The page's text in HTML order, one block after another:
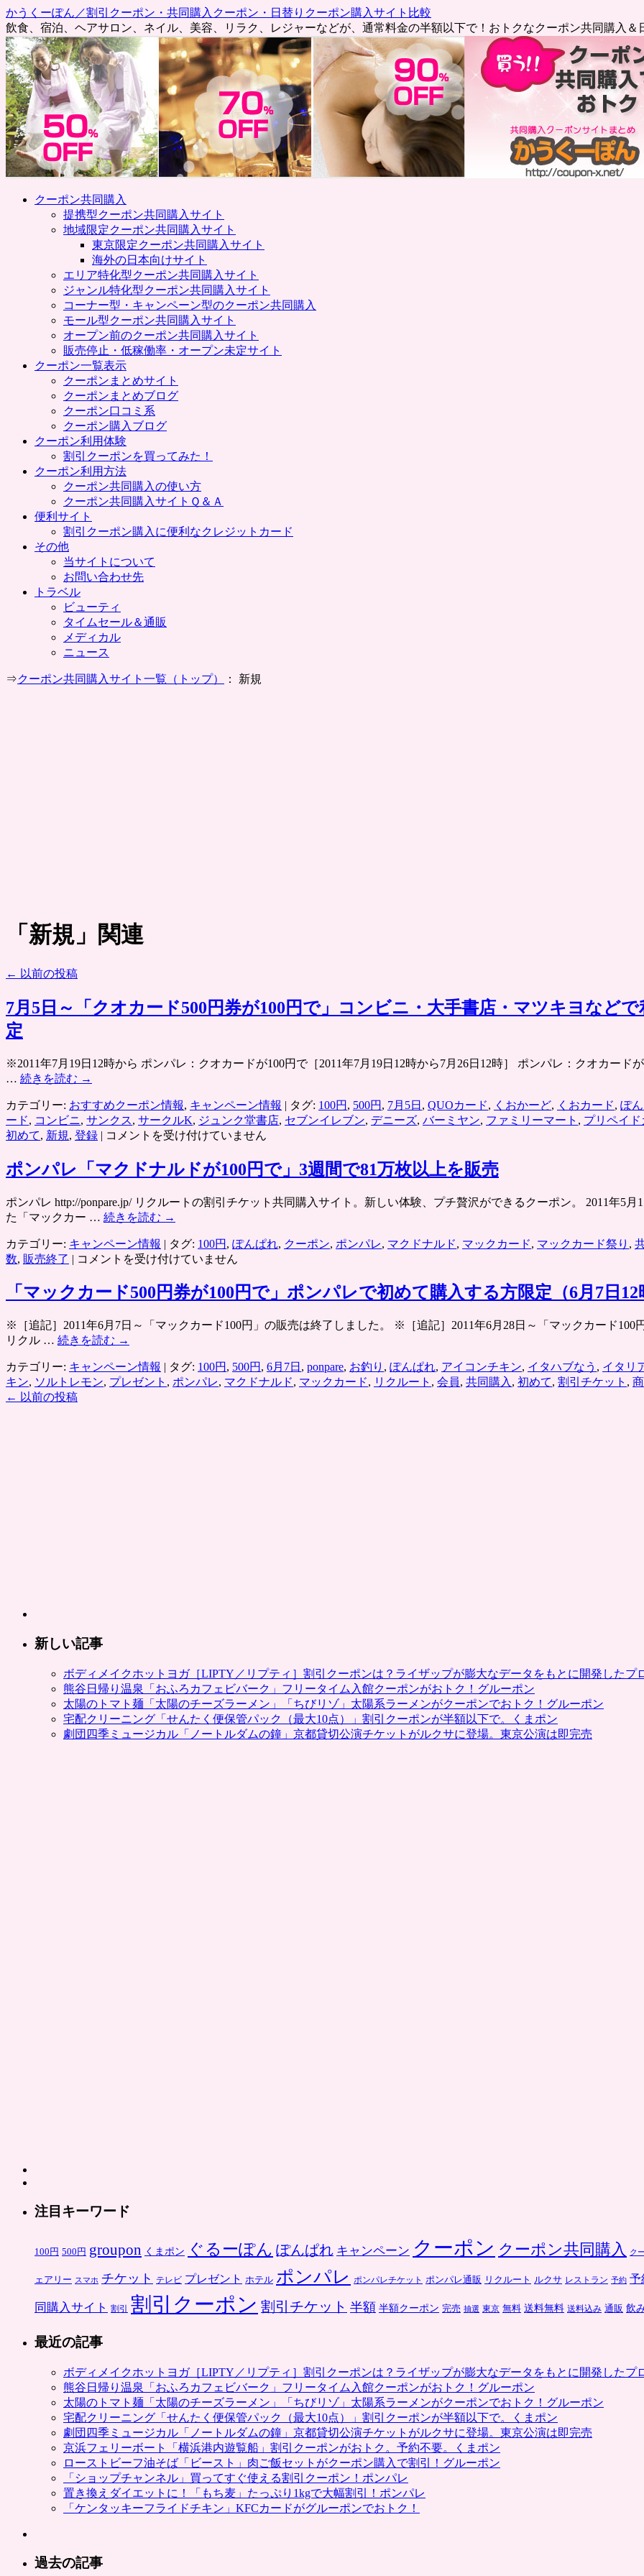
かうくーぽん／割引クーポン・共同購入クーポン・日替りクーポン購入サイト比較
飲食、宿泊、ヘアサロン、ネイル、美容、リラク、レジャーなどが、通常料金の半額以下で！おトクなクーポン共同購入
クーポン共同購入
提携型クーポン共同購入サイト
地域限定クーポン共同購入サイト
東京限定クーポン共同購入サイト
海外の日本向けサイト
エリア特化型クーポン共同購入サイト
ジャンル特化型クーポン共同購入サイト
コーナー型・キャンペーン型のクーポン共同購入
モール型クーポン共同購入サイト
オープン前のクーポン共同購入サイト
販売停止・低稼働率・オープン未定サイト
クーポン一覧表示
クーポンまとめサイト
クーポンまとめブログ
クーポン口コミ系
クーポン購入ブログ
クーポン利用体験
割引クーポンを買ってみた！
クーポン利用方法
クーポン共同購入の使い方
クーポン共同購入サイトＱ＆Ａ
便利サイト
割引クーポン購入に便利なクレジットカード
その他
当サイトについて
お問い合わせ先
トラベル
ビューティ
タイムセール＆通販
メディカル
ニュース
⇒クーポン共同購入サイト一覧（トップ） ： 新規
「 新規 」関連
← 以前の投稿
7月5日～「クオカード500円券が100円で」コンビニ・大手書店・マツキヨなど
定
※2011年7月19日12時から ポンパレ：クオカードが100円で［2011年7月19日12時から7月26日12時］ ポンパレ：クオカード
… 続きを読む →
カテゴリー: おすすめクーポン情報, キャンペーン情報 | タグ: 100円 , 500円 , 7月5日 , QUOカード, くおかーど, くおカード, ぽ
ード, コンビニ, サンクス, サークルK, ジュンク堂書店, セブンイレブン, デニーズ, バーミヤン, ファミリーマート , プリペイド
初めて, 新規, 登録 | 7
5
日
「ク
オ
ー
ド
円
が
100
で」
コ
ン
パ
レ
で
初
コメントを受け付けていません
ポンパレ「マクドナルドが100円で」3週間で81万枚以上を販売
ポンパレ http://ponpare.jp/ リクルートの割引チケット共同購入サイト。新しい体験、プチ贅沢ができるクーポン。 2011年5
た「マックカー … 続きを読む →
カテゴリー: キャンペーン情報 | タグ: 100円 , ぽんぱれ, クーポン, ポンパレ, マクドナルド, マックカード, マックカード祭り ,
数, 販売終了 | ポ
パ
レ
「マ
ク
ド
ナ
ル
ド
は
コメントを受け付けていません
「マックカード500円券が100円で」ポンパレで初めて購入する方限定（6月7日12
※［追記］2011年6月7日～「マックカード100円」の販売は終了しました。 ※［追記］2011年6月28日～「マックカード100
リクル … 続きを読む →
カテゴリー: キャンペーン情報 | タグ: 100円 , 500円 , 6月7日 , ponpare, お釣り , ぽんぱれ, アイコンチキン, イタハブなう , イタリ
キン, ソルトレモン, プレゼント , ポンパレ, マクドナルド, マックカード, リクルート , 会員, 共同購入 , 初めて, 割引チケット ,
← 以前の投稿
新しい記事
ボディメイクホットヨガ［LIPTY／リプティ］割引クーポンは？ライザップが膨大なデータをもとに開発したプ
熊谷日帰り温泉「おふろカフェビバーク」フリータイム入館クーポンがおトク！グルーポン
太陽のトマト麺「太陽のチーズラーメン」「ちびリゾ」太陽系ラーメンがクーポンでおトク！グルーポン
宅配クリーニング「せんたく便保管パック（最大10点）」割引クーポンが半額以下で。くまポン
劇団四季ミュージカル「ノートルダムの鐘」京都貸切公演チケットがルクサに登場。東京公演は即完売
注目キーワード
100円 500円 groupon くまポン ぐるーぽん ぽんぱれ キャンペーン クーポン クーポン共同購入 ク
ェアリー スマホ チケット テレビ プレゼント ホテル ポンパレ ポンパレチケット ポンパレ通販 リクルート ルクサ レストラン 予約 予
同購入サイト 割引 割引クーポン 割引チケット 半額 半額クーポン 完売 抽選 東京 無料 送料無料 送料込み 通販 飲
最近の記事
ボディメイクホットヨガ［LIPTY／リプティ］割引クーポンは？ライザップが膨大なデータをもとに開発したプ
熊谷日帰り温泉「おふろカフェビバーク」フリータイム入館クーポンがおトク！グルーポン
太陽のトマト麺「太陽のチーズラーメン」「ちびリゾ」太陽系ラーメンがクーポンでおトク！グルーポン
宅配クリーニング「せんたく便保管パック（最大10点）」割引クーポンが半額以下で。くまポン
劇団四季ミュージカル「ノートルダムの鐘」京都貸切公演チケットがルクサに登場。東京公演は即完売
京浜フェリーボート「横浜港内遊覧船」割引クーポンがおトク。予約不要。くまポン
ローストビーフ油そば「ビースト」肉ご飯セットがクーポン購入で割引！グルーポン
「ショップチャンネル」買ってすぐ使える割引クーポン！ポンパレ
置き換えダイエットに！「もち麦」たっぷり1kgで大幅割引！ポンパレ
「ケンタッキーフライドチキン」KFCカードがグルーポンでおトク！
過去の記事